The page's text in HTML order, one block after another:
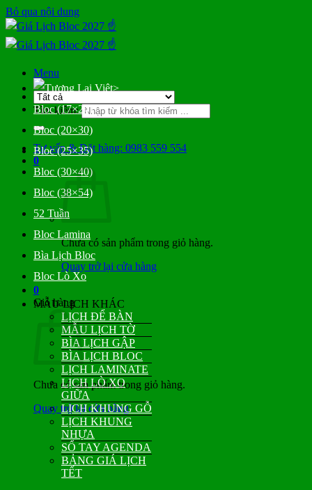
Bỏ qua nội dung
Menu
Tìm kiếm:
Tư vấn & Đặt hàng: 0983 559 554
0
Chưa có sản phẩm trong giỏ hàng.
Quay trở lại cửa hàng
0
Giỏ hàng
Chưa có sản phẩm trong giỏ hàng.
Quay trở lại cửa hàng
>
Bloc (17×24)
Bloc (20×30)
Bloc (25×35)
Bloc (30×40)
Bloc (38×54)
52 Tuần
Bloc Lamina
Bìa Lịch Bloc
Bloc Lò Xo
MẪU LỊCH KHÁC
LỊCH ĐỂ BÀN
MẪU LỊCH TỜ
BÌA LỊCH GẬP
BÌA LỊCH BLOC
LỊCH LAMINATE
LỊCH LÒ XO
GIỮA
LỊCH KHUNG GỖ
LỊCH KHUNG
NHỰA
SỔ TAY AGENDA
BẢNG GIÁ LỊCH
TẾT